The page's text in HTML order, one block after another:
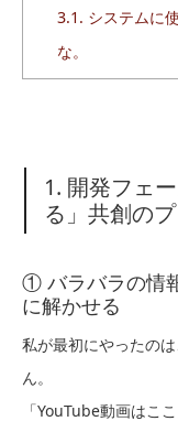
3.1. システムに
な。
1. 開発フェ
る」共創の
① バラバラの情
に解かせる
私が最初にやったの
ん。
「YouTube動画はこ